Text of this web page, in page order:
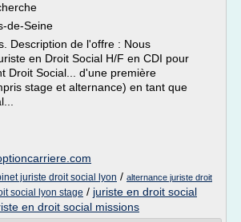
de-Seine
Description de l'offre : Nous
en Droit Social H/F en CDI pour
Droit Social... d'une première
stage et alternance) en tant que
juriste droit social lyon / alternance juriste droit
social lyon stage / juriste en droit social
en droit social missions